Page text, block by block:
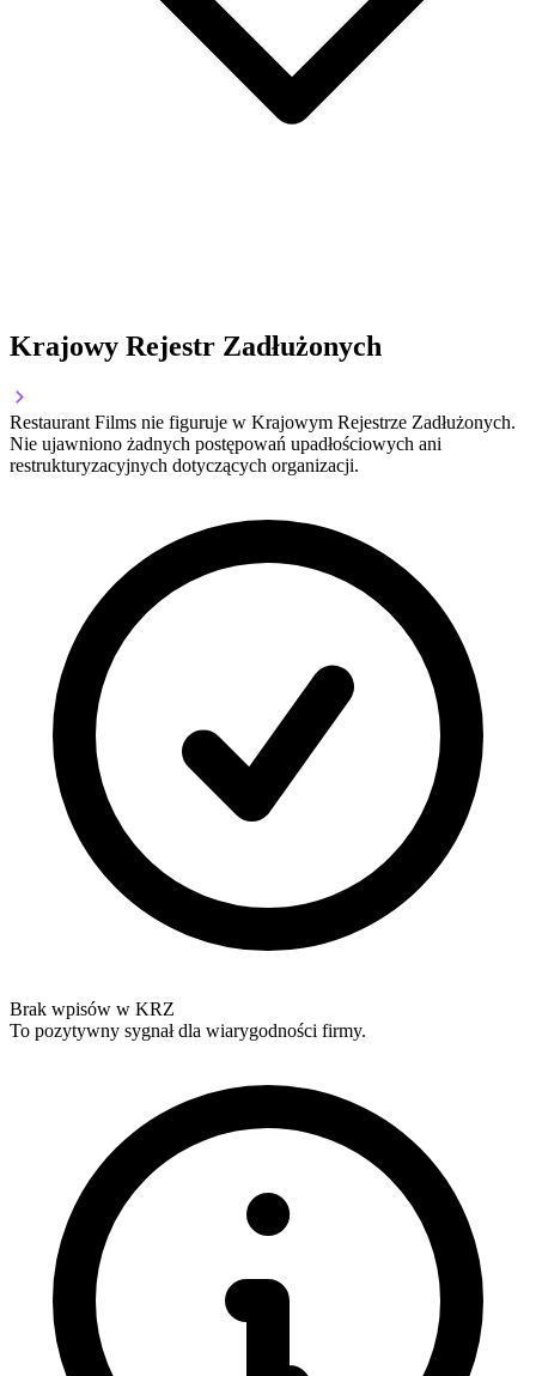
Krajowy Rejestr Zadłużonych
Restaurant Films nie figuruje w Krajowym Rejestrze Zadłużonych.
Nie ujawniono żadnych postępowań upadłościowych ani
restrukturyzacyjnych dotyczących organizacji.
Brak wpisów w KRZ
To pozytywny sygnał dla wiarygodności firmy.